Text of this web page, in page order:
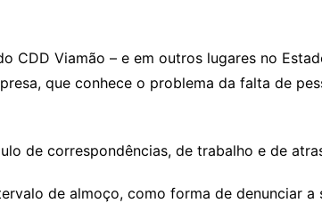
CDD Viamão – e em outros lugares no
que conhece o problema da falta de
de correspondências, de trabalho e de
de almoço, como forma de denunciar a